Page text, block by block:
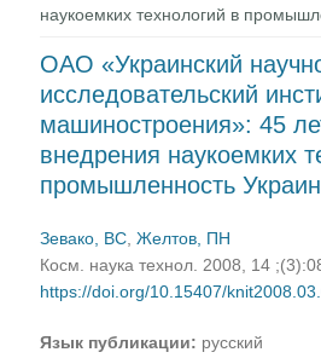
наукоемких технологий в
ОАО «Украинский
исследовательский
машиностроения»: 45
внедрения наукоемких
промышленность
Зевако, ВС ,Желтов, ПН
Косм. наука технол. 2008, 14
https://doi.org/10.15407/
Язык публикации: русский